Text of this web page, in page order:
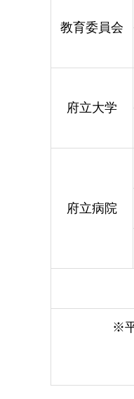
教育委員会
府立大学
府立病院
※